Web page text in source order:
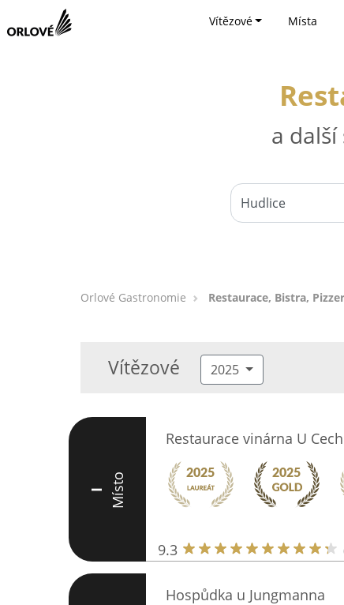
Vítězové Místa
a
Orlové Gastronomie Restaurace, Bistra,
Vítězové 2025
I Místo
Restaurace vinárna U
9.3
Hospůdka u Jungmanna